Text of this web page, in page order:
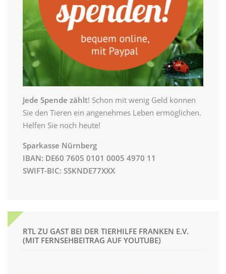
Jede Spende zählt! Schon mit wenig Geld können
Sie den Tieren ein angenehmes Leben ermöglichen.
Helfen Sie noch heute!
Sparkasse Nürnberg
IBAN: DE60 7605 0101 0005 4970 11
SWIFT-BIC: SSKNDE77XXX
RTL ZU GAST BEI DER TIERHILFE FRANKEN E.V.
(MIT FERNSEHBEITRAG AUF YOUTUBE)